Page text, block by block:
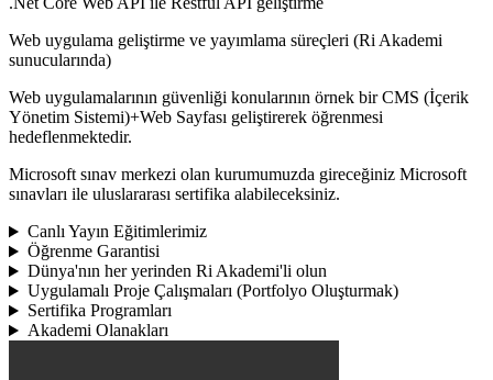
Web uygulama geliştirme ve yayımlama süreçleri (Ri Akademi
sunucularında)
Web uygulamalarının güvenliği konularının örnek bir CMS (İçerik
Yönetim Sistemi)+Web Sayfası geliştirerek öğrenmesi
hedeflenmektedir.
Microsoft sınav merkezi olan kurumumuzda gireceğiniz Microsoft
sınavları ile uluslararası sertifika alabileceksiniz.
Canlı Yayın Eğitimlerimiz
Öğrenme Garantisi
Dünya'nın her yerinden Ri Akademi'li olun
Uygulamalı Proje Çalışmaları (Portfolyo Oluşturmak)
Sertifika Programları
Akademi Olanakları